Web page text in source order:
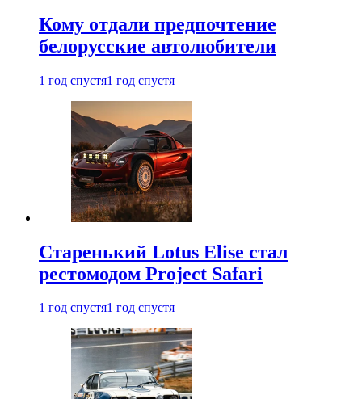
Кому отдали предпочтение
белорусские автолюбители
1 год спустя1 год спустя
Старенький Lotus Elise стал
рестомодом Project Safari
1 год спустя1 год спустя